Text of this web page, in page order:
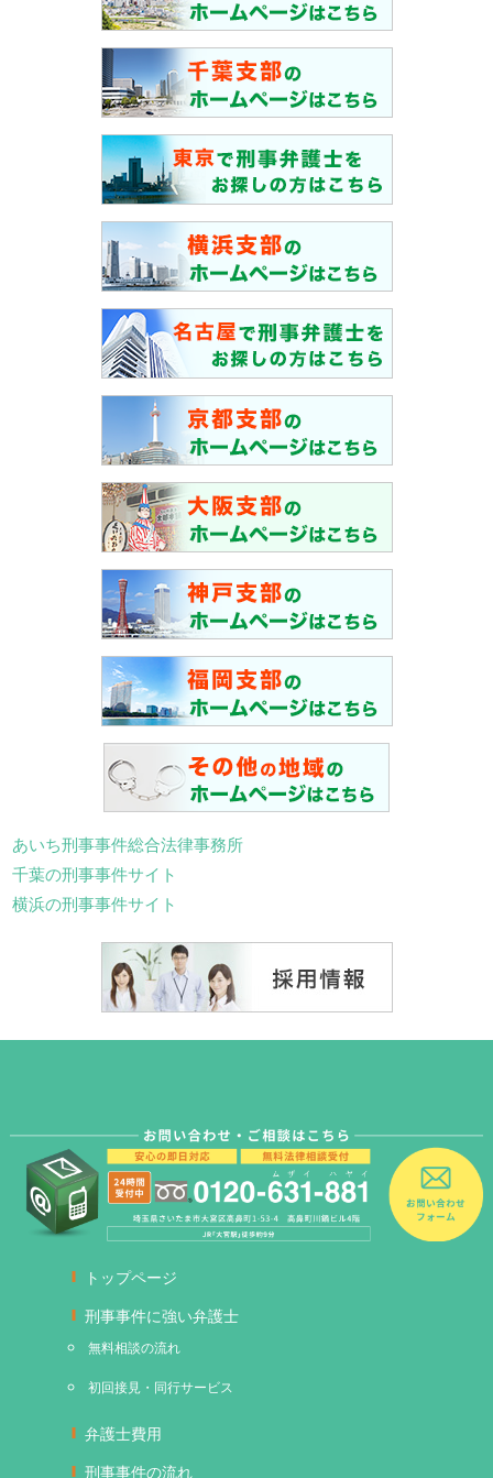
あいち刑事事件総合法律事務所
千葉の刑事事件サイト
横浜の刑事事件サイト
トップページ
刑事事件に強い弁護士
無料相談の流れ
初回接見・同行サービス
弁護士費用
刑事事件の流れ